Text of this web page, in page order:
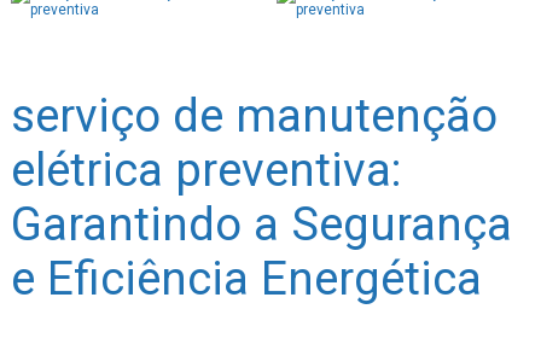
serviço de manutenção
elétrica preventiva:
Garantindo a Segurança
e Eficiência Energética